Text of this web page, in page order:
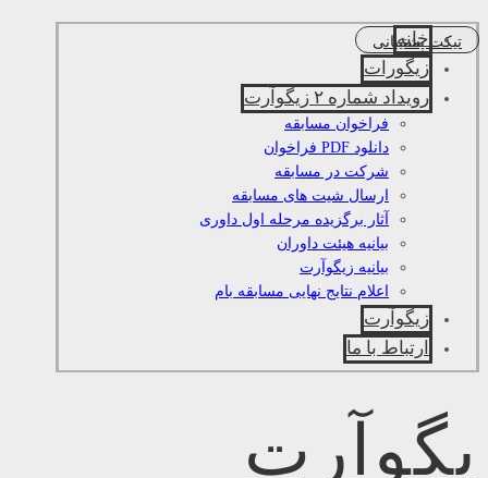
تیکت پشتیبانی
خانه
زیگورات
رویداد شماره ۲ زیگوآرت
فراخوان مسابقه
دانلود PDF فراخوان
شرکت در مسابقه
ارسال شیت های مسابقه
آثار برگزیده مرحله اول داوری
بیانیه هیئت داوران
بیانیه زیگوآرت
اعلام نتایج نهایی مسابقه بام
زیگوآرت
ارتباط با ما